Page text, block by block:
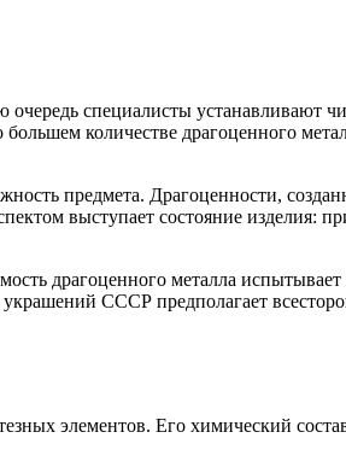
специалисты устанавливают
количестве драгоценного
предмета. Драгоценности,
выступает состояние изделия:
драгоценного металла испытывает
украшений СССР предполагает
элементов. Его химический